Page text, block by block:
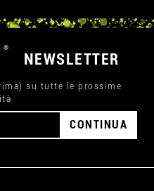
NEWSLETTER
su tutte le prossime
CONTINUA